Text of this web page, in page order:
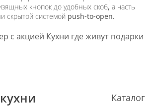
кнопок до удобных скоб, а часть
скрытой системой push-to-open.
Каталог